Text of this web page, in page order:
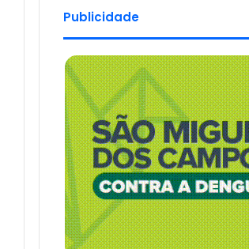
Publicidade